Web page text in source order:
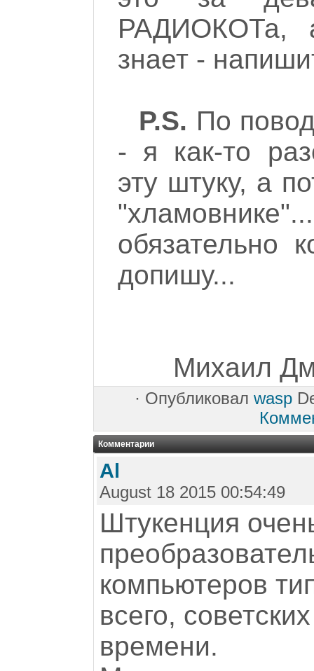
РАДИОКОТа,
знает -
P.S. По
- я как-то
эту штуку, а
обязательно
допишу...
Михаил
· Опубликовал wasp
Комментарии
Al
August 18 2015 00:54:49
Штукенция
компьютеров
всего,
времени.